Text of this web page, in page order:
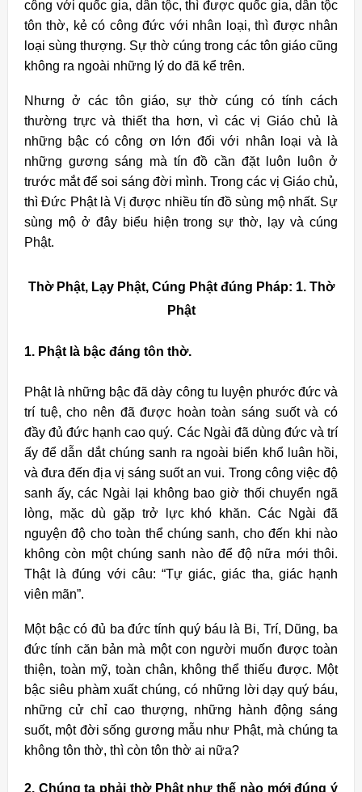
công với quốc gia, dân tộc, thì được quốc gia, dân tộc
tôn thờ, kẻ có công đức với nhân loại, thì được nhân
loại sùng thượng. Sự thờ cúng trong các tôn giáo cũng
không ra ngoài những lý do đã kể trên.
Nhưng ở các tôn giáo, sự thờ cúng có tính cách
thường trực và thiết tha hơn, vì các vị Giáo chủ là
những bậc có công ơn lớn đối với nhân loại và là
những gương sáng mà tín đồ cần đặt luôn luôn ở
trước mắt để soi sáng đời mình. Trong các vị Giáo chủ,
thì Ðức Phật là Vị được nhiều tín đồ sùng mộ nhất. Sự
sùng mộ ở đây biểu hiện trong sự thờ, lạy và cúng
Phật.
Thờ Phật, Lạy Phật, Cúng Phật đúng Pháp: 1. Thờ
Phật
1. Phật là bậc đáng tôn thờ.
Phật là những bậc đã dày công tu luyện phước đức và
trí tuệ, cho nên đã được hoàn toàn sáng suốt và có
đầy đủ đức hạnh cao quý. Các Ngài đã dùng đức và trí
ấy để dẫn dắt chúng sanh ra ngoài biển khổ luân hồi,
và đưa đến địa vị sáng suốt an vui. Trong công việc độ
sanh ấy, các Ngài lại không bao giờ thối chuyển ngã
lòng, mặc dù gặp trở lực khó khăn. Các Ngài đã
nguyện độ cho toàn thể chúng sanh, cho đến khi nào
không còn một chúng sanh nào để độ nữa mới thôi.
Thật là đúng với câu: “Tự giác, giác tha, giác hạnh
viên mãn”.
Một bậc có đủ ba đức tính quý báu là Bi, Trí, Dũng, ba
đức tính căn bản mà một con người muốn được toàn
thiện, toàn mỹ, toàn chân, không thể thiếu được. Một
bậc siêu phàm xuất chúng, có những lời dạy quý báu,
những cử chỉ cao thượng, những hành động sáng
suốt, một đời sống gương mẫu như Phật, mà chúng ta
không tôn thờ, thì còn tôn thờ ai nữa?
2. Chúng ta phải thờ Phật như thế nào mới đúng ý